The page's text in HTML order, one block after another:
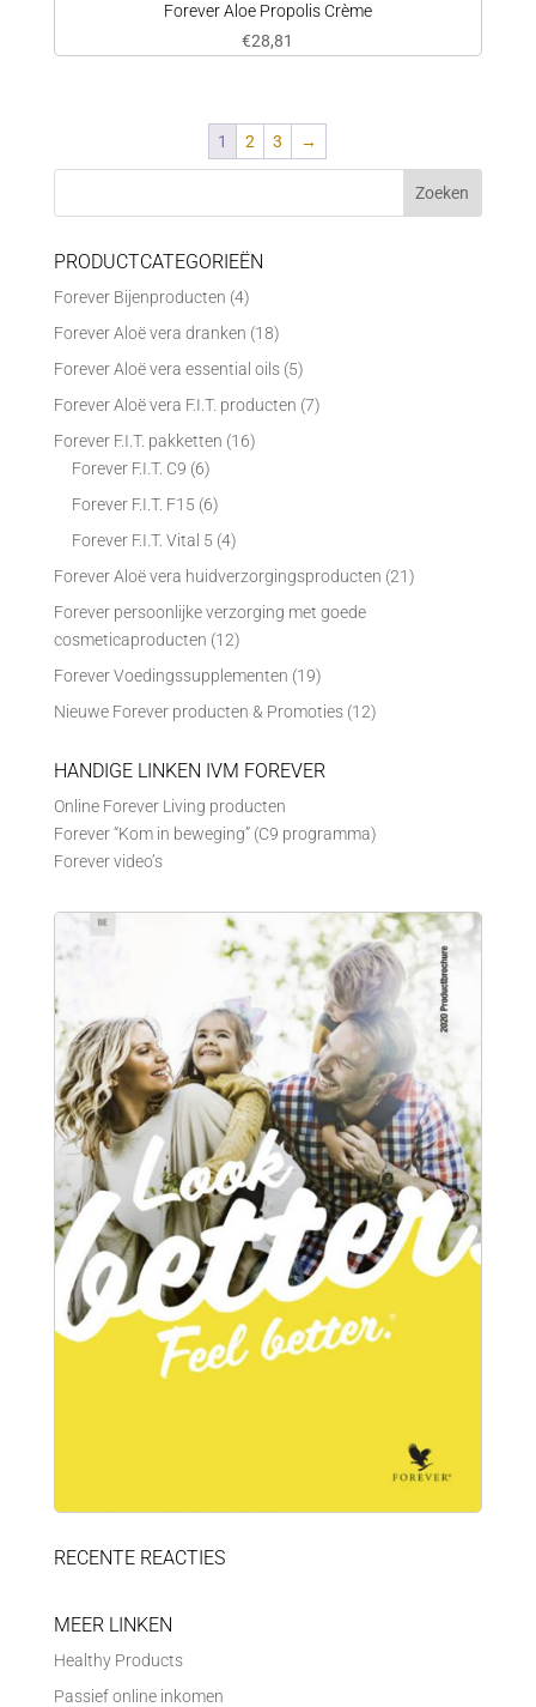
Forever Aloe Propolis Crème
€28,81
1 2 3 →
PRODUCTCATEGORIEËN
Forever Bijenproducten (4)
Forever Aloë vera dranken (18)
Forever Aloë vera essential oils (5)
Forever Aloë vera F.I.T. producten (7)
Forever F.I.T. pakketten (16)
Forever F.I.T. C9 (6)
Forever F.I.T. F15 (6)
Forever F.I.T. Vital 5 (4)
Forever Aloë vera huidverzorgingsproducten (21)
Forever persoonlijke verzorging met goede
cosmeticaproducten (12)
Forever Voedingssupplementen (19)
Nieuwe Forever producten & Promoties (12)
HANDIGE LINKEN IVM FOREVER
Online Forever Living producten
Forever “Kom in beweging” (C9 programma)
Forever video’s
RECENTE REACTIES
MEER LINKEN
Healthy Products
Passief online inkomen